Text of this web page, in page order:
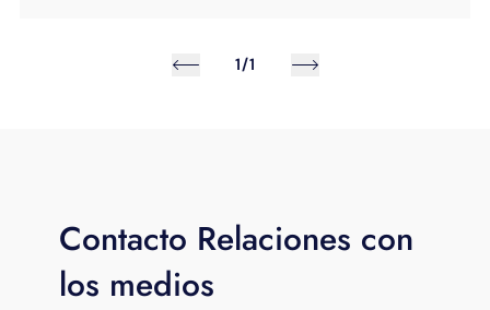
1/1
Contacto Relaciones con
los medios